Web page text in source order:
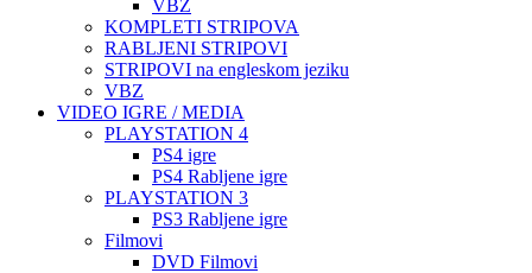
VBZ
KOMPLETI STRIPOVA
RABLJENI STRIPOVI
STRIPOVI na engleskom jeziku
VBZ
VIDEO IGRE / MEDIA
PLAYSTATION 4
PS4 igre
PS4 Rabljene igre
PLAYSTATION 3
PS3 Rabljene igre
Filmovi
DVD Filmovi